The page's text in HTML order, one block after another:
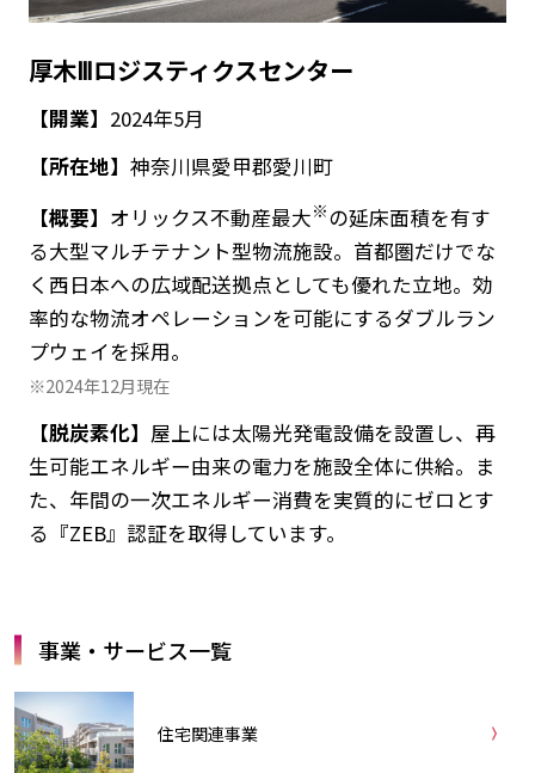
厚木Ⅲロジスティクスセンター
【開業】 2024年5月
【所在地】 神奈川県愛甲郡愛川町
【概要】 オリックス不動産最大※の延床面積を有す
る大型マルチテナント型物流施設。首都圏だけでな
く西日本への広域配送拠点としても優れた立地。効
率的な物流オペレーションを可能にするダブルラン
プウェイを採用。
※2024年12月現在
【脱炭素化】 屋上には太陽光発電設備を設置し、再
生可能エネルギー由来の電力を施設全体に供給。ま
た、年間の一次エネルギー消費を実質的にゼロとす
る『ZEB』認証を取得しています。
事業・サービス一覧
住宅関連事業